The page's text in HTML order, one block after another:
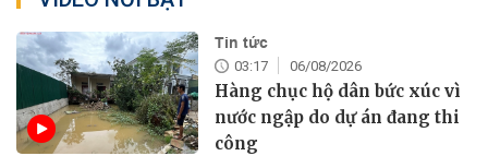
Tin tức
03:17 06/08/2026
Hàng chục hộ dân bức xúc vì
nước ngập do dự án đang thi
công